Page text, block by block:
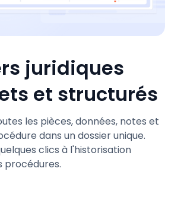
juridiques
et structurés
les pièces, données, notes et
dans un dossier unique.
clics à l'historisation
procédures.